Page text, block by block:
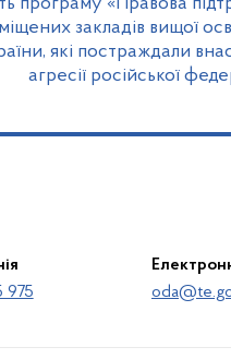
закладів вищої
які постраждали
агресії російської
975